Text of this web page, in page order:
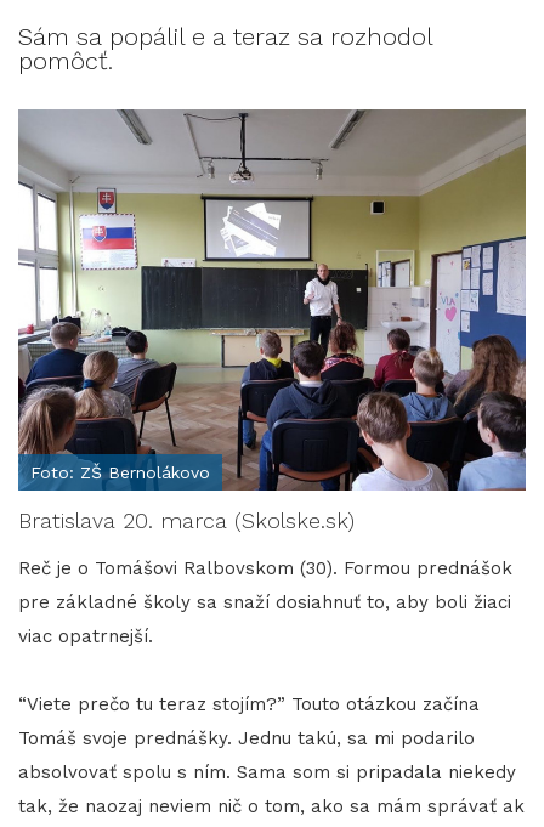
Sám sa popálil e a teraz sa rozhodol
pomôcť.
Foto: ZŠ Bernolákovo
Bratislava 20. marca (Skolske.sk)
Reč je o Tomášovi Ralbovskom (30). Formou prednášok
pre základné školy sa snaží dosiahnuť to, aby boli žiaci
viac opatrnejší.
“Viete prečo tu teraz stojím?” Touto otázkou začína
Tomáš svoje prednášky. Jednu takú, sa mi podarilo
absolvovať spolu s ním. Sama som si pripadala niekedy
tak, že naozaj neviem nič o tom, ako sa mám správať ak